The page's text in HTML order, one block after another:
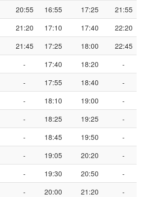
20:55 16:55 17:25
21:55
21:20 17:10 17:40
22:20
21:45 17:25 18:00
22:45
- 17:40 18:20
-
- 17:55 18:40
-
- 18:10 19:00
-
- 18:25 19:25
-
- 18:45 19:50
-
- 19:05 20:20
-
- 19:30 20:50
-
- 20:00 21:20
-